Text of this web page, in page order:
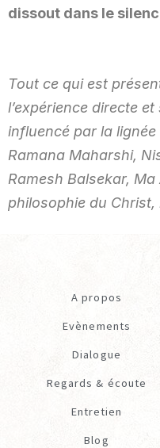
dissout dans le
Tout ce qui est
l’expérience directe
influencé par la
Ramana Maharshi,
Ramesh Balsekar,
philosophie du Christ,
A propos
Evènements
Dialogue
Regards & écoute
Entretien
Blog